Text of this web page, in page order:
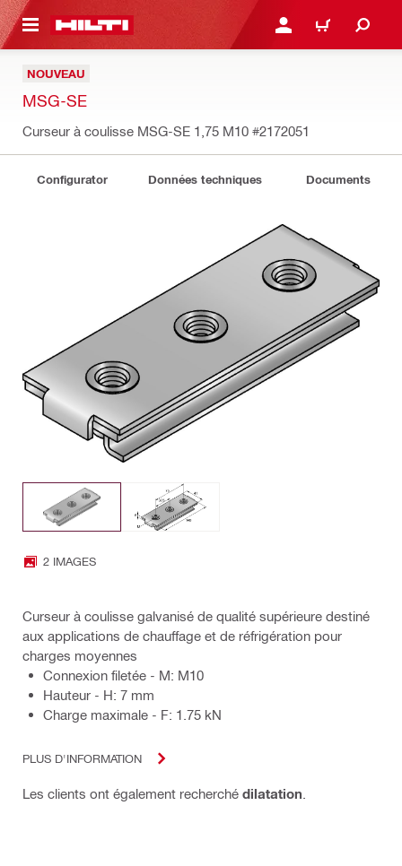
SE CONNECTER OU
PANIER
NOUVEAU
MSG-SE
Curseur à coulisse MSG-SE 1,75 M10 #2172051
Configurator Données techniques Documents
2 IMAGES
Curseur à coulisse galvanisé de qualité supérieure destiné
aux applications de chauffage et de réfrigération pour
charges moyennes
Connexion filetée - M: M10
Hauteur - H: 7 mm
Charge maximale - F: 1.75 kN
PLUS D'INFORMATION
Les clients ont également recherché dilatation